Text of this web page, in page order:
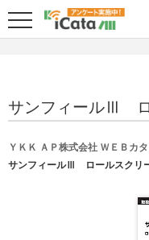
サンフィールⅢ ロ
ＹＫＫ ＡＰ株式会社 ＷＥＢカ
サンフィールⅢ ロールスクリ